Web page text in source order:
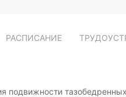
РАСПИСАНИЕ
подвижности